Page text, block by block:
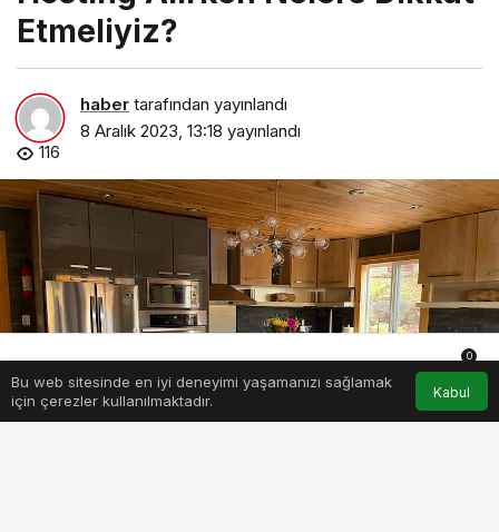
Etmeliyiz?
haber tarafından yayınlandı
8 Aralık 2023, 13:18 yayınlandı
116
Bu web sitesinde en iyi deneyimi yaşamanızı sağlamak
için çerezler kullanılmaktadır.
Kabul
Anasayfa Akış Hesabım Bildirimler
0